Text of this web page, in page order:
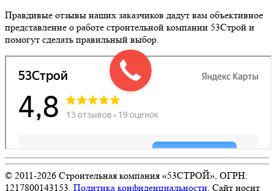
Правдивые отзывы наших заказчиков дадут вам объективное
представление о работе строительной компании 53Строй и
помогут сделать правильный выбор.
© 2011-2026 Строительная компания «53СТРОЙ», ОГРН:
1217800143153. Политика конфиденциальности. Сайт носит